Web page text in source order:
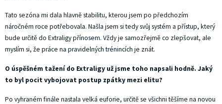
Tato sezóna mi dala hlavně stabilitu, kterou jsem po předchozím
náročném roce potřebovala. Našla jsem si tedy svůj systém a přístup, který
bude určitě do Extraligy přínosem. Vždy je samozřejmě co zlepšovat, ale
myslím si, že práce na pravidelných trénincích je znát.
O úspěšném tažení do Extraligy už jsme toho napsali hodně. Jaký
to byl pocit vybojovat postup zpátky mezi elitu?
Po vyhraném finále nastala velká euforie, určitě se všichni těšíme na novou